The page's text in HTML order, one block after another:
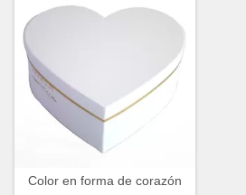
Color en forma de corazón